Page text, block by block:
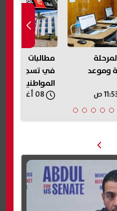
وموعد
مطالبات
في تسجيل
المواطنين